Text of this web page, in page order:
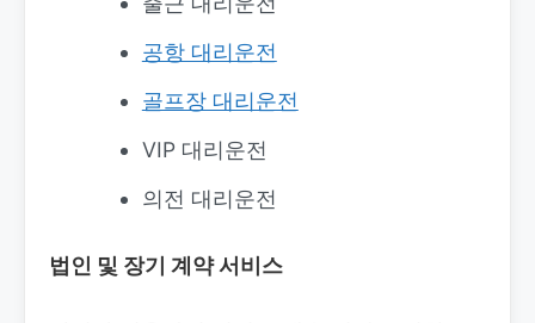
공항 대리운전
골프장 대리운전
VIP 대리운전
의전 대리운전
법인 및 장기 계약 서비스